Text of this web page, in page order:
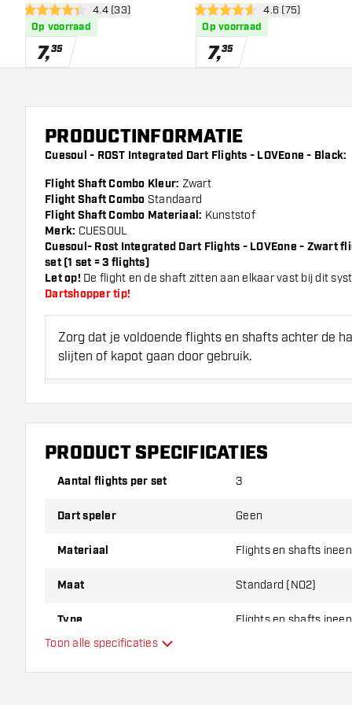
Green Shapeopen reviews drawer
4.4 score sterren4.4 (33)
Op voorraad
7,35
Shape
open reviews
4.6 score sterren4.6 (75)
Op voorraad
7,35
PRODUCTINFORMATIE
Cuesoul - ROST Integrated Dart Flights - LOVEone - Black:
Flight Shaft Combo Kleur: Zwart
Flight Shaft Combo Standaard
Flight Shaft Combo Materiaal: Kunststof
Merk: CUESOUL
Cuesoul- Rost Integrated Dart Flights - LOVEone - Zwart
set (1 set = 3 flights)
Let op! De flight en de shaft zitten aan elkaar vast bij dit
Dartshopper tip!
Zorg dat je voldoende flights en shafts achter de
slijten of kapot gaan door gebruik.
Probeer eens een andere vorm, materiaal of dikte
erachter te komen welke variant het beste bij je
PRODUCT SPECIFICATIES
Aantal flights per set 3
Dart speler Geen
Materiaal Flights en shafts ineen
Maat Standard (NO2)
Type Flights en shafts ineen
Toon alle specificaties